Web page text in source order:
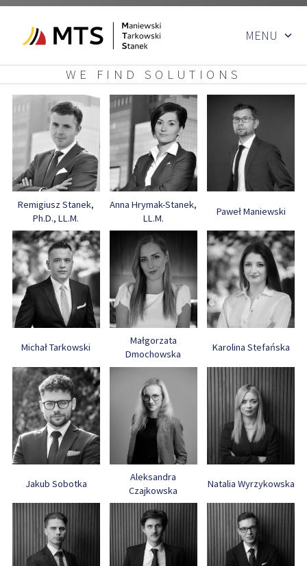
to
MENU
WE FIND SOLUTIONS
Remigiusz Stanek,
Ph.D., LL.M.
Anna Hrymak-Stanek,
LL.M.
Paweł Maniewski
Michał Tarkowski
Małgorzata
Dmochowska
Karolina Stefańska
Jakub Sobotka
Aleksandra
Czajkowska
Natalia Wyrzykowska